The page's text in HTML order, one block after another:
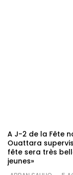
A J-2 de la Fête
Ouattara
fête sera très
jeunes»